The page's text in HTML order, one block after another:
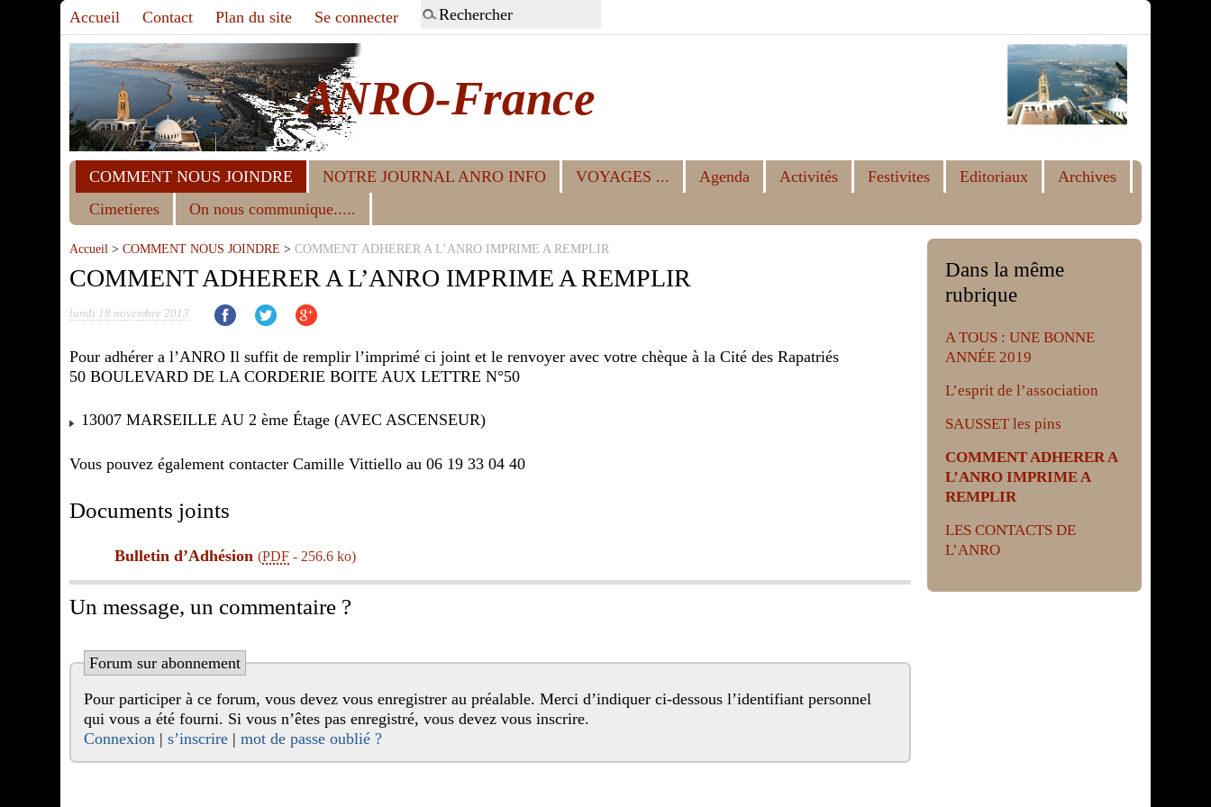
Accueil Contact Plan du site Se connecter
ANRO-France
COMMENT NOUS JOINDRE NOTRE JOURNAL ANRO INFO VOYAGES ... Agenda Activités Festivites Editoriaux
Archives
Cimetieres
On nous communique.....
Accueil >COMMENT NOUS JOINDRE >COMMENT ADHERER A L’ANRO IMPRIME A REMPLIR
COMMENT ADHERER A L’ANRO IMPRIME A REMPLIR
lundi 18 novembre 2013
Pour adhérer a l’ANRO Il suffit de remplir l’imprimé ci joint et le renvoyer avec votre chèque à la Cité des Rapatriés
50 BOULEVARD DE LA CORDERIE BOITE AUX LETTRE N°50
13007 MARSEILLE AU 2 ème Étage (AVEC ASCENSEUR)
Vous pouvez également contacter Camille Vittiello au 06 19 33 04 40
Documents joints
Bulletin d’Adhésion (PDF - 256.6 ko)
Un message, un commentaire ?
Forum sur abonnement
Pour participer à ce forum, vous devez vous enregistrer au préalable. Merci d’indiquer ci-dessous l’identifiant personnel
qui vous a été fourni. Si vous n’êtes pas enregistré, vous devez vous inscrire.
Connexion |s’inscrire |mot de passe oublié ?
Dans la même
rubrique
A TOUS : UNE BONNE
ANNÉE 2019
L’esprit de l’association
SAUSSET les pins
COMMENT ADHERER A
L’ANRO IMPRIME A
REMPLIR
LES CONTACTS DE
L’ANRO